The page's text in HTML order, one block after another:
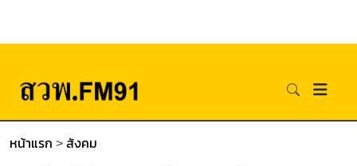
หน้าแรก > สังคม